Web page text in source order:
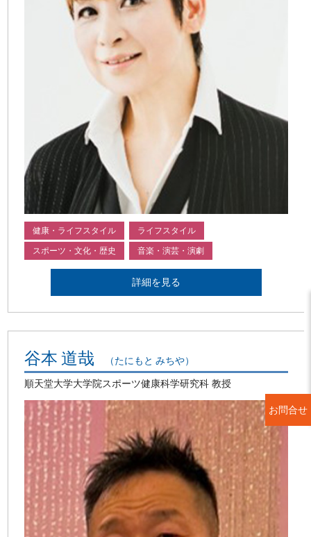
健康・ライフスタイル ライフスタイル
スポーツ・文化・歴史 音楽・演芸・演劇
詳細を見る
谷本 道哉 （たにもと みちや）
順天堂大学大学院スポーツ健康科学研究科 教授
お問合せ